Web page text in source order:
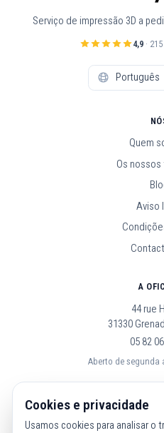
Serviço de impressão 3D a
4,9·
Quem
Os nossos
Aviso
A
44 rue
31330
05 82
Aberto de segunda
Cookies e privacidade
Usamos cookies para analisar o